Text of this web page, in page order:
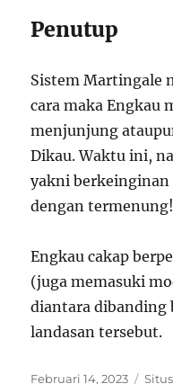
Penutup
Sistem Martingale
cara maka Engkau
menjunjung
Dikau. Waktu ini,
yakni berkeinginan
dengan termenung!
Engkau cakap
(juga memasuki
diantara dibanding
landasan tersebut.
Posted
Februari 14, 2023